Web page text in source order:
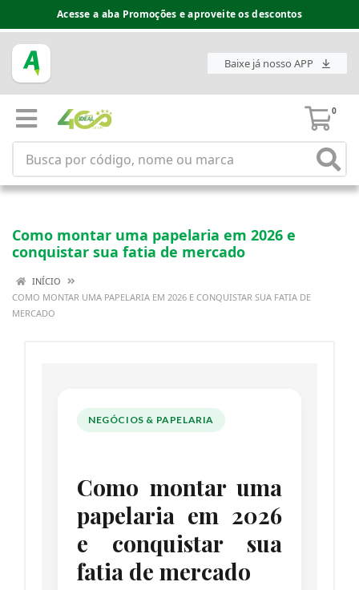
Acesse a aba Promoções e aproveite os descontos
Espaço do Fornecedor disponível no acesso superior
Baixe já nosso APP
0
Como montar uma papelaria em 2026 e
conquistar sua fatia de mercado
INÍCIO
COMO MONTAR UMA PAPELARIA EM 2026 E CONQUISTAR SUA FATIA DE
MERCADO
NEGÓCIOS & PAPELARIA
Como montar uma
papelaria em 2026
e conquistar sua
fatia de mercado